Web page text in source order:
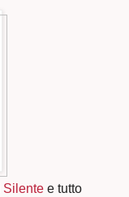
Silente e tutto